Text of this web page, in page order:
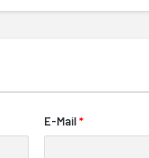
E-Mail *